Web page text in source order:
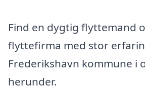
Find en dygtig flyttemand
flyttefirma med stor
Frederikshavn kommune i
herunder.